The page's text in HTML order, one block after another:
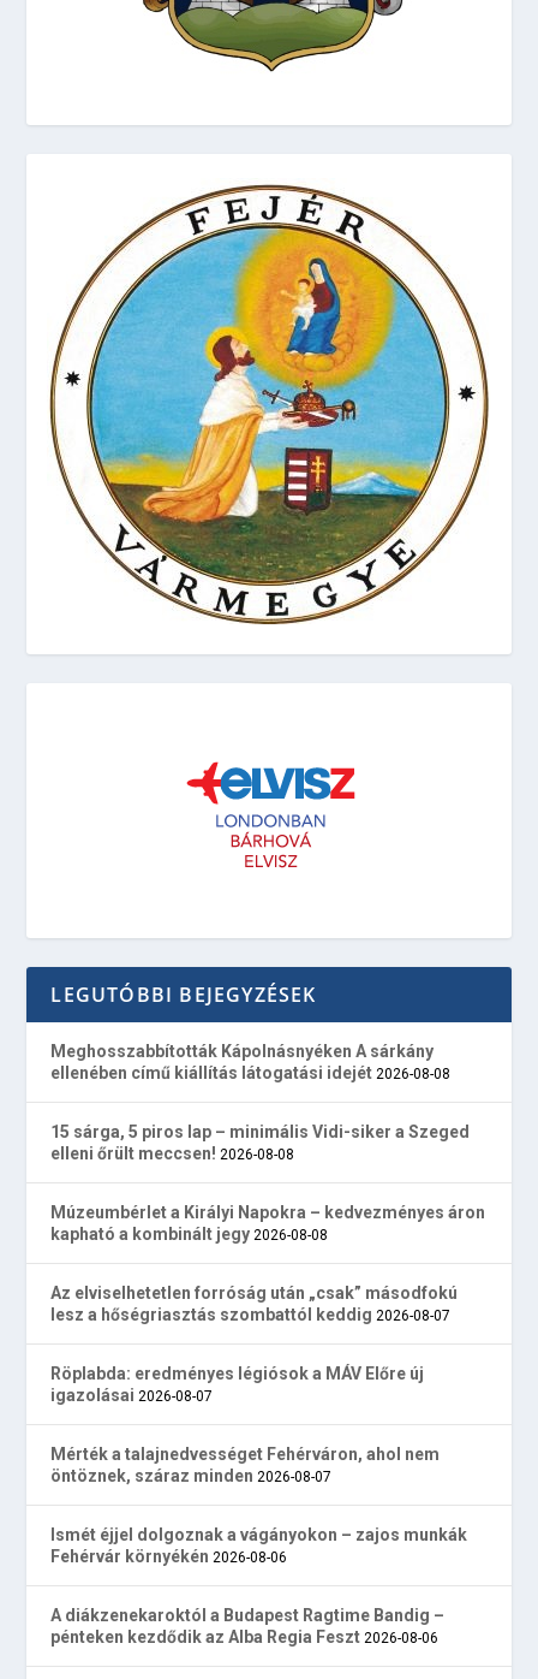
LEGUTÓBBI BEJEGYZÉSEK
Meghosszabbították Kápolnásnyéken A sárkány
ellenében című kiállítás látogatási idejét 2026-08-08
15 sárga, 5 piros lap – minimális Vidi-siker a Szeged
elleni őrült meccsen! 2026-08-08
Múzeumbérlet a Királyi Napokra – kedvezményes áron
kapható a kombinált jegy 2026-08-08
Az elviselhetetlen forróság után „csak” másodfokú
lesz a hőségriasztás szombattól keddig 2026-08-07
Röplabda: eredményes légiósok a MÁV Előre új
igazolásai 2026-08-07
Mérték a talajnedvességet Fehérváron, ahol nem
öntöznek, száraz minden 2026-08-07
Ismét éjjel dolgoznak a vágányokon – zajos munkák
Fehérvár környékén 2026-08-06
A diákzenekaroktól a Budapest Ragtime Bandig –
pénteken kezdődik az Alba Regia Feszt 2026-08-06